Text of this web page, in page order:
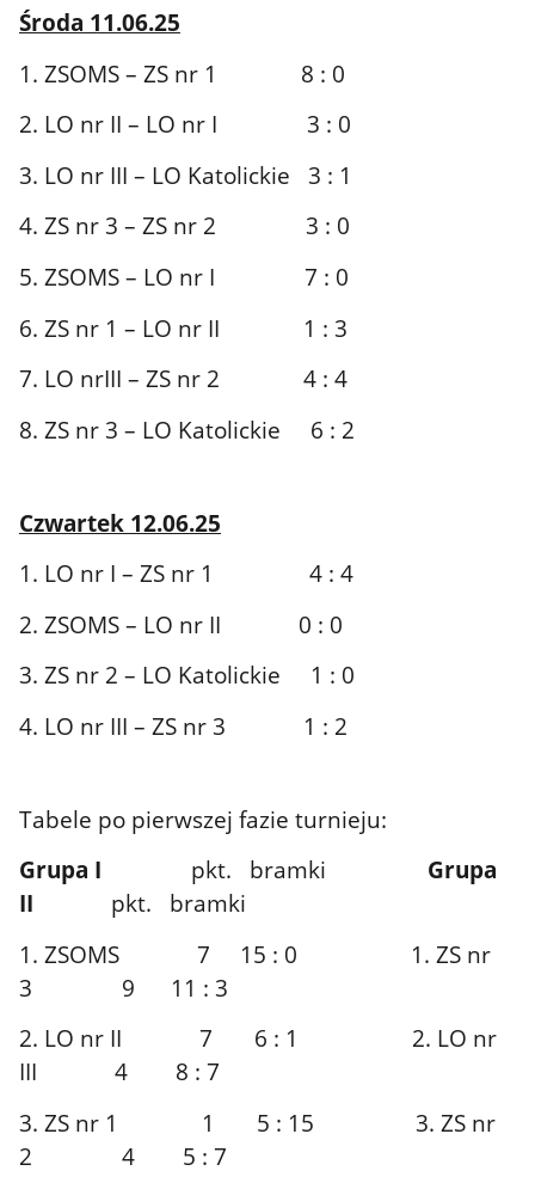
Środa 11.06.25
1. ZSOMS – ZS nr 1 8 : 0
2. LO nr II – LO nr I 3 : 0
3. LO nr III – LO Katolickie 3 : 1
4. ZS nr 3 – ZS nr 2 3 : 0
5. ZSOMS – LO nr I 7 : 0
6. ZS nr 1 – LO nr II 1 : 3
7. LO nrIII – ZS nr 2 4 : 4
8. ZS nr 3 – LO Katolickie 6 : 2
Czwartek 12.06.25
1. LO nr I – ZS nr 1 4 : 4
2. ZSOMS – LO nr II 0 : 0
3. ZS nr 2 – LO Katolickie 1 : 0
4. LO nr III – ZS nr 3 1 : 2
Tabele po pierwszej fazie turnieju:
Grupa I pkt. bramki Grupa
II pkt. bramki
1. ZSOMS 7 15 : 0 1. ZS nr
3 9 11 : 3
2. LO nr II 7 6 : 1 2. LO nr
III 4 8 : 7
3. ZS nr 1 1 5 : 15 3. ZS nr
2 4 5 : 7